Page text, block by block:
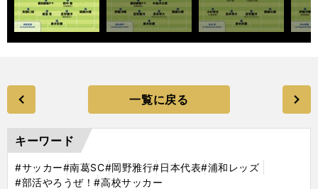
一覧に戻る
キーワード
#サッカー#南葛SC#岡野雅行#日本代表#浦和レッズ
#部活やろうぜ！#高校サッカー